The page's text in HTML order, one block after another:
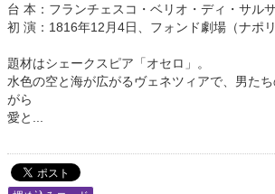
台 本：フランチェスコ・ベリオ・ディ・サル
初 演：1816年12月4日、フォンド劇場（ナポリ
題材はシェークスピア「オセロ」。
水色の空と海が広がるヴェネツィアで、男た
がら
愛と...